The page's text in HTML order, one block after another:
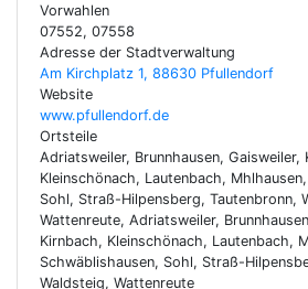
Vorwahlen
07552, 07558
Adresse der Stadtverwaltung
Am Kirchplatz 1, 88630 Pfullendorf
Website
www.pfullendorf.de
Ortsteile
Adriatsweiler, Brunnhausen, Gaisweiler,
Kleinschönach, Lautenbach,
Sohl, Straß-Hilpensberg, Tautenbronn,
Wattenreute, Adriatsweiler,
Kirnbach, Kleinschönach, Lautenbach,
Schwäblishausen, Sohl, Straß-
Waldsteig, Wattenreute